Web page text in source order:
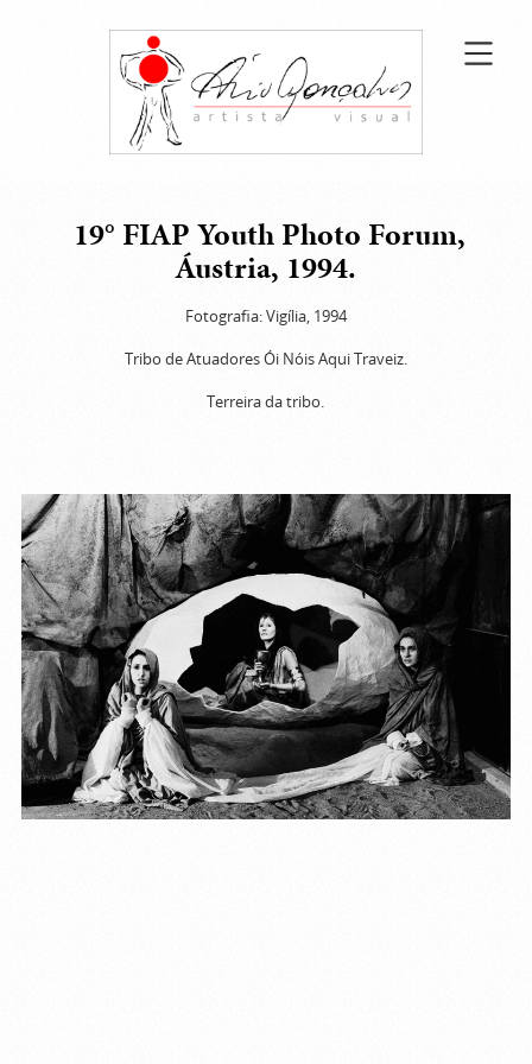
19° FIAP Youth Photo Forum,
Áustria, 1994.
Fotografia: Vigília, 1994
Tribo de Atuadores Ói Nóis Aqui Traveiz.
Terreira da tribo.